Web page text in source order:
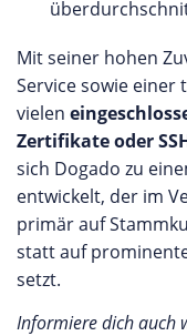
Mit seiner hohen
Service sowie
vielen
Zertifikate oder
sich Dogado zu
entwickelt, der im
primär auf
statt auf
setzt.
Informiere dich auch